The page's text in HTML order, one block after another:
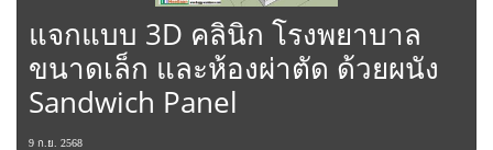
แจกแบบ 3D คลินิก โรงพยาบาล
ขนาดเล็ก และห้องผ่าตัด ด้วยผนัง
Sandwich Panel
9 ก.ย. 2568